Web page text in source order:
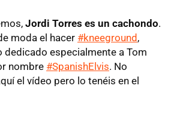
Jordi Torres es un cachondo.
moda el hacer #kneeground ,
dedicado especialmente a Tom
nombre #SpanishElvis. No
el vídeo pero lo tenéis en el